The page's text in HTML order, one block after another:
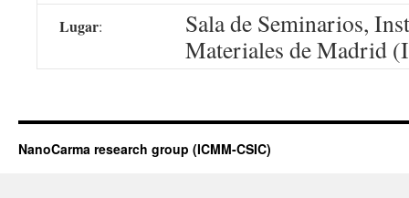
Lugar:
Sala de Seminarios,
Materiales de Madrid
NanoCarma research group (ICMM-CSIC)